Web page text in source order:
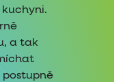
a tak